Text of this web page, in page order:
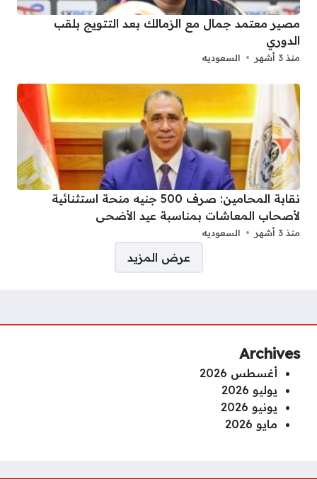
مصير معتمد جمال مع الزمالك بعد التتويج بلقب
الدوري
منذ 3 أشهر السعوديه
نقابة المحامين: صرف 500 جنيه منحة استثنائية
لأصحاب المعاشات بمناسبة عيد الأضحى
منذ 3 أشهر السعوديه
عرض المزيد
Archives
أغسطس 2026
يوليو 2026
يونيو 2026
مايو 2026